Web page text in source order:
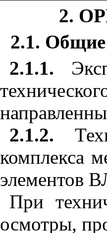
2.
2.1.
2.1.1.
2.1.2.
комплекса
элементов
При
осмотры,